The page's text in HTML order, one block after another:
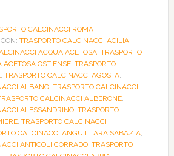
CALCINACCI ROMA
TRASPORTO CALCINACCI ACILIA
ACQUA ACETOSA, TRASPORTO
OSTIENSE, TRASPORTO
, TRASPORTO CALCINACCI AGOSTA,
ALBANO, TRASPORTO CALCINACCI
CALCINACCI ALBERONE,
ALESSANDRINO, TRASPORTO
, TRASPORTO CALCINACCI
CALCINACCI ANGUILLARA SABAZIA,
ANTICOLI CORRADO, TRASPORTO